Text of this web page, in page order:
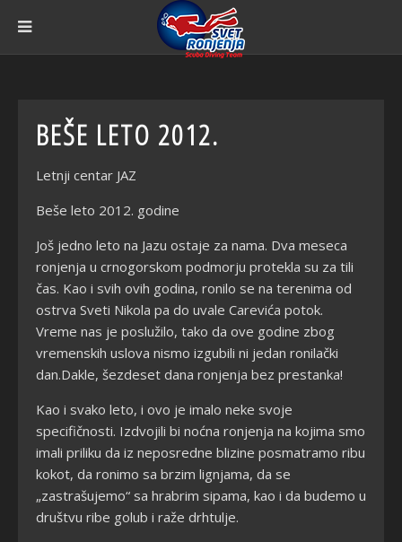
BEŠE LETO 2012.
Letnji centar JAZ
Beše leto 2012. godine
Još jedno leto na Jazu ostaje za nama. Dva meseca
ronjenja u crnogorskom podmorju protekla su za tili
čas. Kao i svih ovih godina, ronilo se na terenima od
ostrva Sveti Nikola pa do uvale Carevića potok.
Vreme nas je poslužilo, tako da ove godine zbog
vremenskih uslova nismo izgubili ni jedan ronilački
dan.Dakle, šezdeset dana ronjenja bez prestanka!
Kao i svako leto, i ovo je imalo neke svoje
specifičnosti. Izdvojili bi noćna ronjenja na kojima smo
imali priliku da iz neposredne blizine posmatramo ribu
kokot, da ronimo sa brzim lignjama, da se
„zastrašujemo“ sa hrabrim sipama, kao i da budemo u
društvu ribe golub i raže drhtulje.